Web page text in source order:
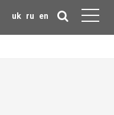
uk ru en